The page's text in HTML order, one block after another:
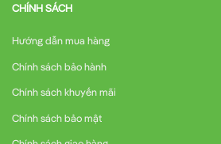
CHÍNH SÁCH
Hướng dẫn mua hàng
Chính sách bảo hành
Chính sách khuyến mãi
Chính sách bảo mật